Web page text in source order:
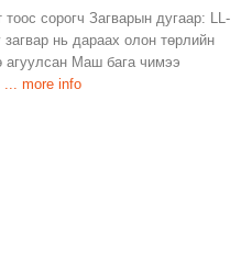
сорогч Загварын дугаар: LL-
нь дараах олон төрлийн
агуулсан Маш бага чимээ
... more info